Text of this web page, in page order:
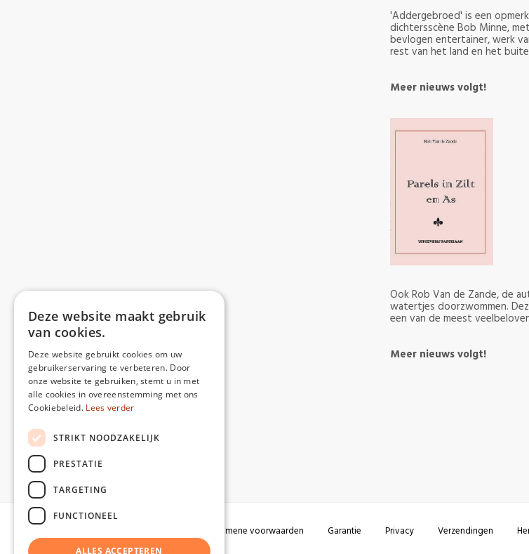
'Addergebroed' is een
dichtersscène Bob Minne,
bevlogen entertainer, werk
rest van het land en het
Meer nieuws volgt!
Ook Rob Van de Zande, de
watertjes doorzwommen.
een van de meest
Meer nieuws volgt!
share:
Algemene voorwaarden Garantie Privacy Verzendingen
Deze website maakt gebruik
van cookies.
Deze website gebruikt cookies om uw
gebruikerservaring te verbeteren. Door
onze website te gebruiken, stemt u in met
alle cookies in overeenstemming met ons
Cookiebeleid. Lees verder
STRIKT NOODZAKELIJK
PRESTATIE
TARGETING
FUNCTIONEEL
ALLES ACCEPTEREN